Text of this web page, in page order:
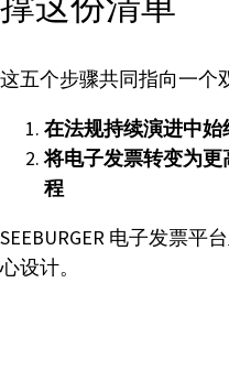
这五个步骤共同指向一个
在法规持续演进中始
将电子发票转变为
程
SEEBURGER 电子发票平
心设计。